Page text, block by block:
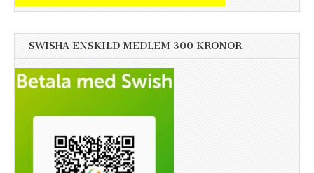
SWISHA ENSKILD MEDLEM 300 KRONOR